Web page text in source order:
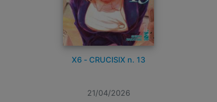
X6 - CRUCISIX n. 13
21/04/2026